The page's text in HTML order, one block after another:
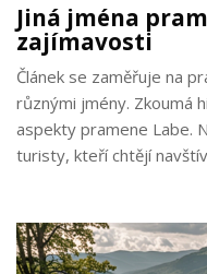
Jiná jména
zajímavosti
Článek se zaměřuje na
různými jmény. Zkoumá
aspekty pramene Labe.
turisty, kteří chtějí